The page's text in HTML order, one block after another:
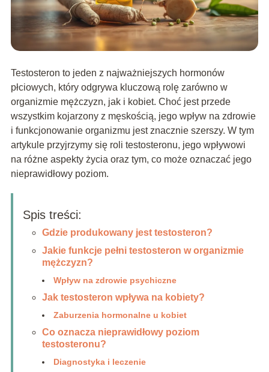
Testosteron to jeden z najważniejszych hormonów
płciowych, który odgrywa kluczową rolę zarówno w
organizmie mężczyzn, jak i kobiet. Choć jest przede
wszystkim kojarzony z męskością, jego wpływ na zdrowie
i funkcjonowanie organizmu jest znacznie szerszy. W tym
artykule przyjrzymy się roli testosteronu, jego wpływowi
na różne aspekty życia oraz tym, co może oznaczać jego
nieprawidłowy poziom.
Spis treści:
Gdzie produkowany jest testosteron?
Jakie funkcje pełni testosteron w organizmie
mężczyzn?
Wpływ na zdrowie psychiczne
Jak testosteron wpływa na kobiety?
Zaburzenia hormonalne u kobiet
Co oznacza nieprawidłowy poziom
testosteronu?
Diagnostyka i leczenie